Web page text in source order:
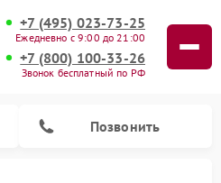
+7 (495) 023-73-25
Ежедневно с 9:00 до 21:00
+7 (800) 100-33-26
Звонок бесплатный по РФ
Позвонить